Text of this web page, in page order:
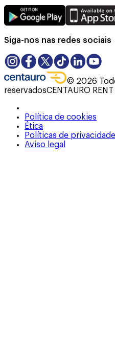
Siga-nos nas redes sociais
© 2026
reservadosCENTAURO
Política de cookies
Ética
Políticas de privacidade
Aviso legal